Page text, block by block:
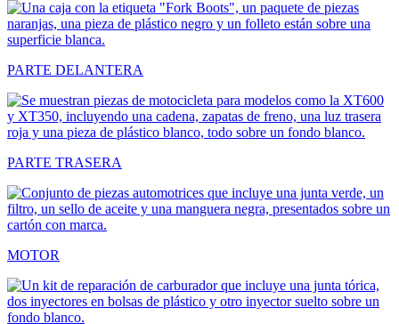
PARTE DELANTERA
PARTE TRASERA
MOTOR